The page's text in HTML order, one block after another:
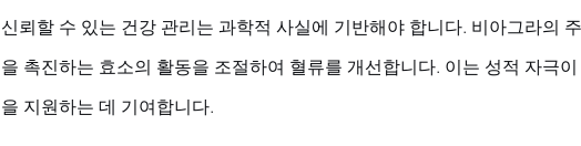
신뢰할 수 있는 건강 관리는 과학적 사실에 기반해야 합니다. 비아그라의
을 촉진하는 효소의 활동을 조절하여 혈류를 개선합니다. 이는 성적 자극
을 지원하는 데 기여합니다.